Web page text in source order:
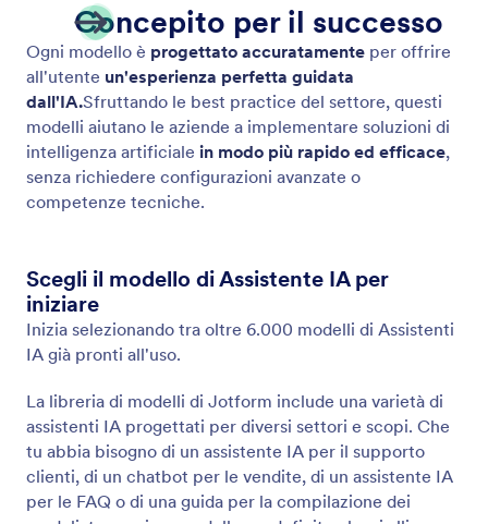
Concepito per il successo
Ogni modello è progettato accuratamente per offrire
all'utente un'esperienza perfetta guidata
dall'IA.Sfruttando le best practice del settore, questi
modelli aiutano le aziende a implementare soluzioni di
intelligenza artificiale in modo più rapido ed efficace,
senza richiedere configurazioni avanzate o
competenze tecniche.
Scegli il modello di Assistente IA per
iniziare
Inizia selezionando tra oltre 6.000 modelli di Assistenti
IA già pronti all'uso.
La libreria di modelli di Jotform include una varietà di
assistenti IA progettati per diversi settori e scopi. Che
tu abbia bisogno di un assistente IA per il supporto
clienti, di un chatbot per le vendite, di un assistente IA
per le FAQ o di una guida per la compilazione dei